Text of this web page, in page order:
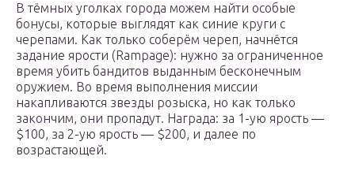
В тёмных уголках города можем найти особые
бонусы, которые выглядят как синие круги с
черепами. Как только соберём череп, начнётся
задание ярости (Rampage): нужно за ограниченное
время убить бандитов выданным бесконечным
оружием. Во время выполнения миссии
накапливаются звезды розыска, но как только
закончим, они пропадут. Награда: за 1-ую ярость —
$100, за 2-ую ярость — $200, и далее по
возрастающей.